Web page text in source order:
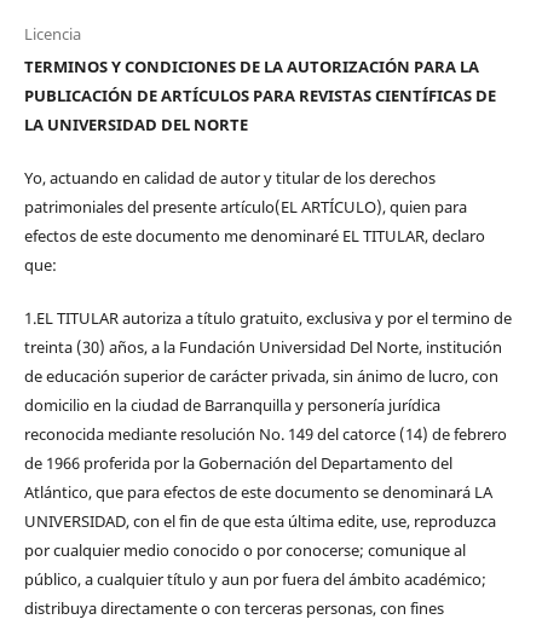
Licencia
TERMINOS Y CONDICIONES DE LA AUTORIZACIÓN PARA LA
PUBLICACIÓN DE ARTÍCULOS PARA REVISTAS CIENTÍFICAS DE
LA UNIVERSIDAD DEL NORTE
Yo, actuando en calidad de autor y titular de los derechos
patrimoniales del presente artículo(EL ARTÍCULO), quien para
efectos de este documento me denominaré EL TITULAR, declaro
que:
1.EL TITULAR autoriza a título gratuito, exclusiva y por el termino de
treinta (30) años, a la Fundación Universidad Del Norte, institución
de educación superior de carácter privada, sin ánimo de lucro, con
domicilio en la ciudad de Barranquilla y personería jurídica
reconocida mediante resolución No. 149 del catorce (14) de febrero
de 1966 proferida por la Gobernación del Departamento del
Atlántico, que para efectos de este documento se denominará LA
UNIVERSIDAD, con el fin de que esta última edite, use, reproduzca
por cualquier medio conocido o por conocerse; comunique al
público, a cualquier título y aun por fuera del ámbito académico;
distribuya directamente o con terceras personas, con fines